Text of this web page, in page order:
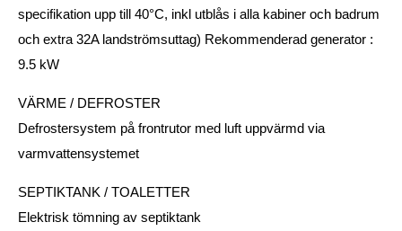
specifikation upp till 40°C, inkl utblås i alla kabiner och badrum
och extra 32A landströmsuttag) Rekommenderad generator :
9.5 kW
VÄRME / DEFROSTER
Defrostersystem på frontrutor med luft uppvärmd via
varmvattensystemet
SEPTIKTANK / TOALETTER
Elektrisk tömning av septiktank